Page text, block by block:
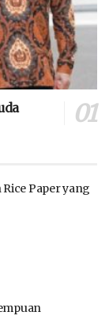
Paper yang